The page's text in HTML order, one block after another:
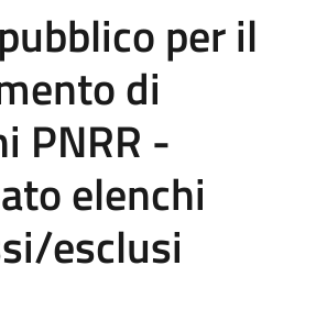
per il
di
PNRR -
elenchi
esclusi